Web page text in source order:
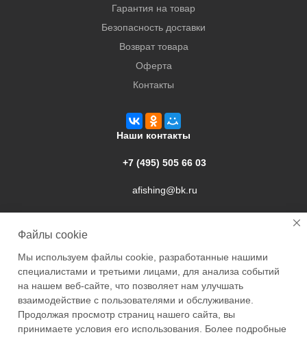
Гарантия на товар
Безопасность доставки
Возврат товара
Оферта
Контакты
Наши контакты
+7 (495) 505 66 03
afishing@bk.ru
2026 © Academyfishing - продажа товаров для рыбалки по
Москве и России
Файлы cookie
Мы используем файлы cookie, разработанные нашими
специалистами и третьими лицами, для анализа событий
на нашем веб-сайте, что позволяет нам улучшать
взаимодействие с пользователями и обслуживание.
Продолжая просмотр страниц нашего сайта, вы
принимаете условия его использования. Более подробные